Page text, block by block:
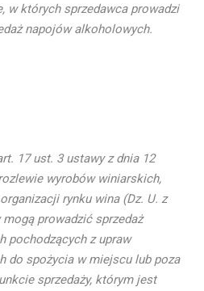
w których sprzedawca prowadzi
napojów alkoholowych.
17 ust. 3 ustawy z dnia 12
wyrobów winiarskich,
rynku wina (Dz. U. z
prowadzić sprzedaż
pochodzących z upraw
do spożycia w miejscu lub poza
sprzedaży, którym jest